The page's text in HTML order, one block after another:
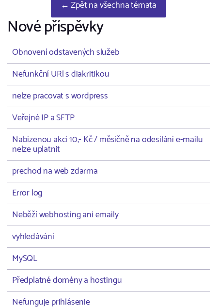
← Zpět na všechna témata
Nové příspěvky
Obnovení odstavených služeb
Nefunkční URl s diakritikou
nelze pracovat s wordpress
Veřejné IP a SFTP
Nabízenou akci 10,- Kč / měsíčně na odesílání e-mailu
nelze uplatnit
prechod na web zdarma
Error log
Neběží webhosting ani emaily
vyhledávání
MySQL
Předplatné domény a hostingu
Nefunguje prihlásenie